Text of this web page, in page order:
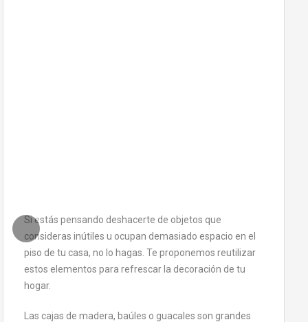
Si estás pensando deshacerte de objetos que
consideras inútiles u ocupan demasiado espacio en el
piso de tu casa, no lo hagas. Te proponemos reutilizar
estos elementos para refrescar la decoración de tu
hogar.
Las cajas de madera, baúles o guacales son grandes